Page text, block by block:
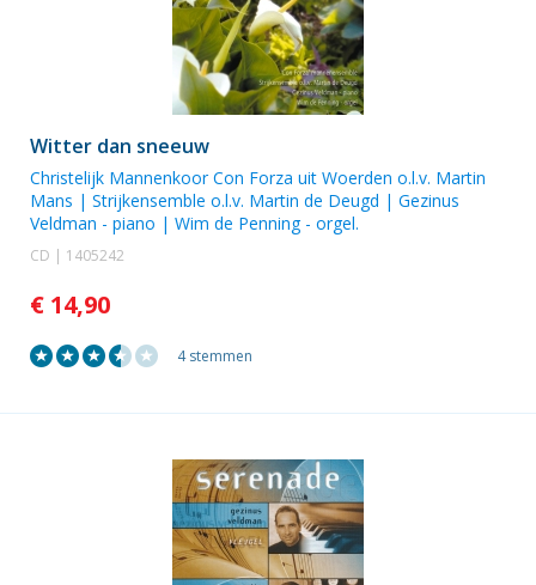
Witter dan sneeuw
Christelijk Mannenkoor Con Forza uit Woerden o.l.v. Martin
Mans | Strijkensemble o.l.v. Martin de Deugd | Gezinus
Veldman - piano | Wim de Penning- orgel.
CD | 1405242
€ 14,90
4 stemmen